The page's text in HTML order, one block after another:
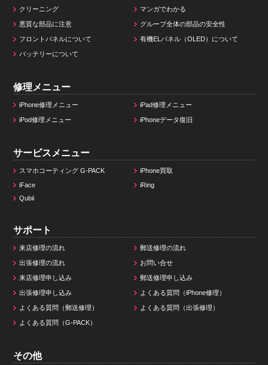
クリーニング マンガでわかる
悪質な部品に注意 グループ全体の部品の安全性
フロントパネルについて 有機ELパネル（OLED）について
バッテリーについて
修理メニュー
iPhone修理メニュー iPad修理メニュー
iPod修理メニュー iPhoneデータ復旧
サービスメニュー
スマホコーティング G-PACK
iPhone買取
iFace
iRing
Qubii
サポート
来店修理の流れ 郵送修理の流れ
出張修理の流れ お問い合せ
来店修理申し込み 郵送修理申し込み
出張修理申し込み よくある質問（iPhone修理）
よくある質問（郵送修理） よくある質問（出張修理）
よくある質問（G-PACK）
その他